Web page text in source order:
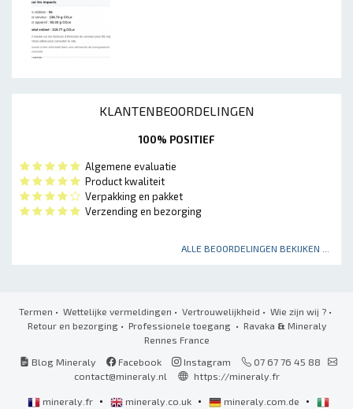
KLANTENBEOORDELINGEN
100% POSITIEF
Algemene evaluatie
Product kwaliteit
Verpakking en pakket
Verzending en bezorging
ALLE BEOORDELINGEN BEKIJKEN ...
Termen • Wettelijke vermeldingen • Vertrouwelijkheid • Wie zijn wij ? •
Retour en bezorging• Professionele toegang • Ravaka & Mineraly
Rennes France
Blog Mineraly
Facebook Instagram
07 67 76 45 88
contact@mineraly.nl
https://mineraly.fr
mineraly.fr • mineraly.co.uk • mineraly.com.de •